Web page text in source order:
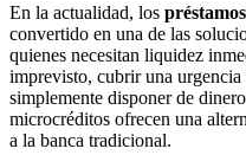
En la actualidad, los
convertido en una de las
quienes necesitan liquidez
imprevisto, cubrir una urgencia
simplemente disponer de
microcréditos ofrecen una
a la banca tradicional.